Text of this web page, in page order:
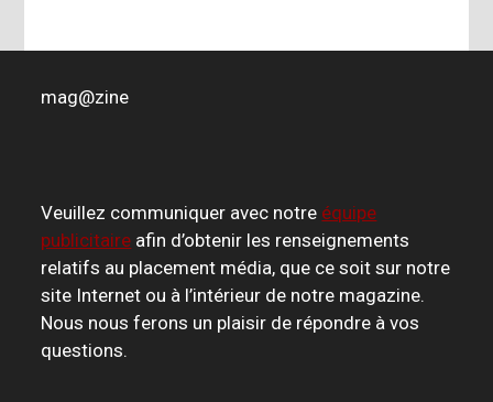
mag@zine
Veuillez communiquer avec notre équipe
publicitaire afin d’obtenir les renseignements
relatifs au placement média, que ce soit sur notre
site Internet ou à l’intérieur de notre magazine.
Nous nous ferons un plaisir de répondre à vos
questions.